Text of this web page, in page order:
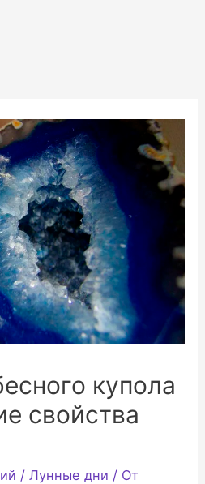
купола
свойства
/Лунные дни / От